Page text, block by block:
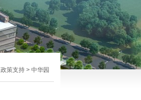
政策支持 > 中华园